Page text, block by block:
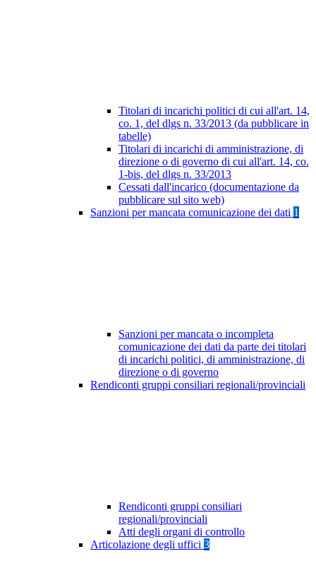
Titolari di incarichi politici di cui all'art. 14,
co. 1, del dlgs n. 33/2013 (da pubblicare in
tabelle)
Titolari di incarichi di amministrazione, di
direzione o di governo di cui all'art. 14, co.
1-bis, del dlgs n. 33/2013
Cessati dall'incarico (documentazione da
pubblicare sul sito web)
Sanzioni per mancata comunicazione dei dati 1
Sanzioni per mancata o incompleta
comunicazione dei dati da parte dei titolari
di incarichi politici, di amministrazione, di
direzione o di governo
Rendiconti gruppi consiliari regionali/provinciali
Rendiconti gruppi consiliari
regionali/provinciali
Atti degli organi di controllo
Articolazione degli uffici 3